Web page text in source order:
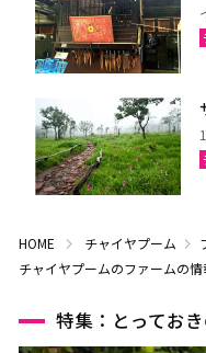
HOME チャイヤプーム
チャイヤプームのファームの
特集：とってお